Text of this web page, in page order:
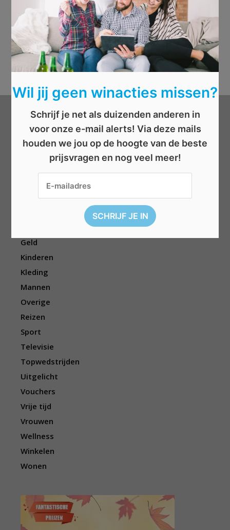
Categorieën
Cadeau
Dieren
Geld
Kinderen
Kleding
Mannen
Overige
Reizen
Sport
Televisie
Topwedstrijden
Uitgelicht
Vouchers
Vrije tijd
Vrouwen
Wellness
Winkelen
Wonen
Wil jij geen winacties missen?
Schrijf je net als duizenden anderen in
voor onze e-mail alerts! Via deze mails
houden we jou op de hoogte van de beste
prijsvragen en nog veel meer!